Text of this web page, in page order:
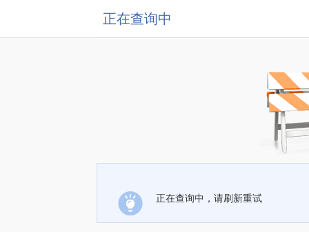
正在查询中
正在查询中，请刷新重试